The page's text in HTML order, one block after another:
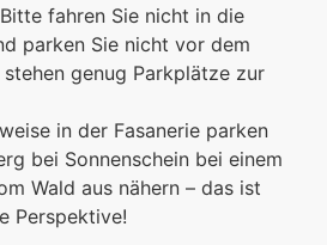
fahren Sie nicht in die
parken Sie nicht vor dem
genug Parkplätze zur
in der Fasanerie parken
bei Sonnenschein bei einem
Wald aus nähern – das ist
Perspektive!